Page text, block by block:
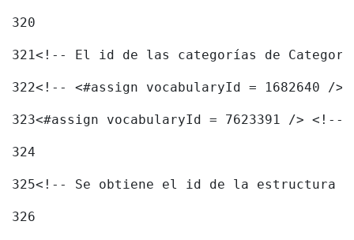
320
321<!-- El id de las categorías de
322<!-- <#assign vocabularyId = 1682640
323<#assign vocabularyId = 7623391 />
324
325<!-- Se obtiene el id de la estructura
326